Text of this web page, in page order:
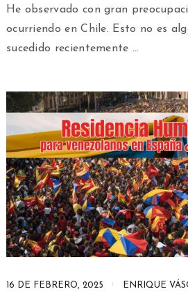
He observado con gran
ocurriendo en Chile. Esto no es
sucedido recientemente …
16 DE FEBRERO, 2025 ENRIQUE